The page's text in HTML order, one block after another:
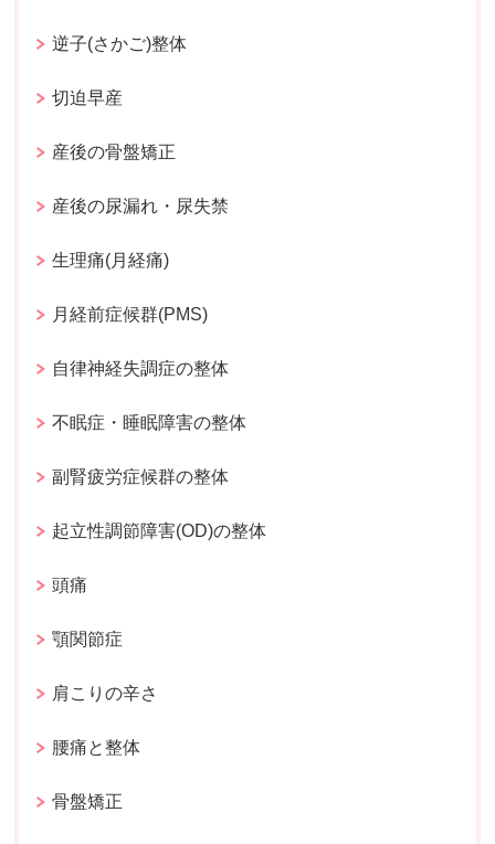
逆子(さかご)整体
切迫早産
産後の骨盤矯正
産後の尿漏れ・尿失禁
生理痛(月経痛)
月経前症候群(PMS)
自律神経失調症の整体
不眠症・睡眠障害の整体
副腎疲労症候群の整体
起立性調節障害(OD)の整体
頭痛
顎関節症
肩こりの辛さ
腰痛と整体
骨盤矯正